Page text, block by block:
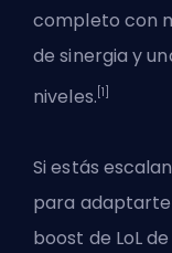
completo con
de sinergia y
niveles. [1]
Si estás
para
boost de LoL